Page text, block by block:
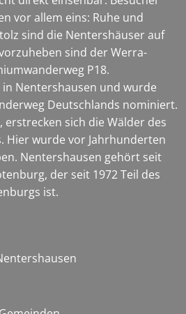
vor allem eins: Ruhe und
sind die Nentershäuser auf
sind der Werra-
P18.
Nentershausen und wurde
Deutschlands nominiert.
erstrecken sich die Wälder des
Hier wurde vor Jahrhunderten
Nentershausen gehört seit
der seit 1972 Teil des
ist.